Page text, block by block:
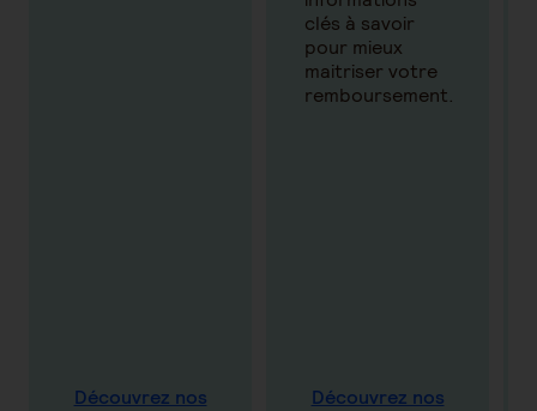
Découvrez nos
clés à savoir
pour mieux
maitriser votre
remboursement.
Découvrez nos